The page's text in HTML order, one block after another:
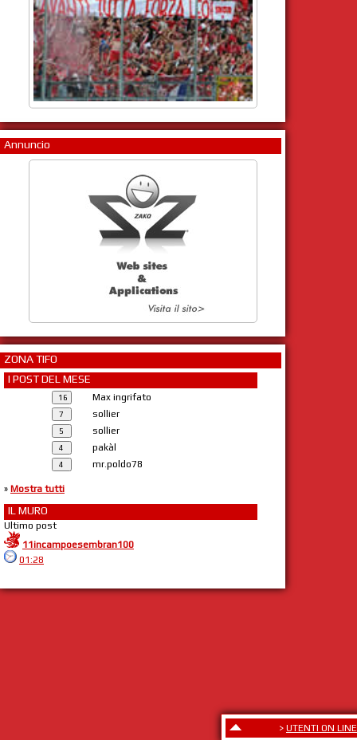
> UTENTI ON LINE
Annuncio
ZONA TIFO
I POST DEL MESE
Max ingrifato
sollier
sollier
pakàl
mr.poldo78
» Mostra tutti
IL MURO
Ultimo post
11incampoesembran100
01:28